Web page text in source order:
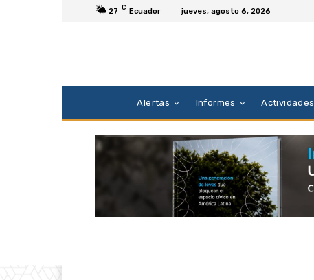
27 C Ecuador jueves, agosto 6, 2026
Alertas Informes Actividades